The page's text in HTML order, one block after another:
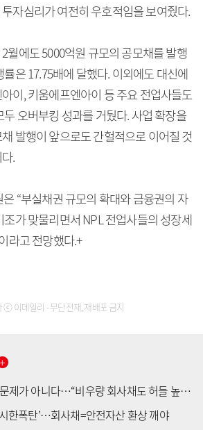
자심리가 여전히 우호적임을 보여줬다.
월에도 5000억원 규모의 공모채를 발행
은 17.75배에 달했다. 이외에도 대신에
이, 키움에프엔아이 등 주요 전업사들도
오버부킹 성과를 거뒀다. 사업 확장을
발행이 앞으로도 간헐적으로 이어질 것
.
“부실채권 규모의 확대와 금융권의 자
가 맞물리면서 NPL 전업사들의 성장세
라고 전망했다.+
ⓒ 이데일리 - 무단전재, 재배포 금지
가 아니다…“비우량 회사채도 허들 높여야”
한폭탄’…회사채=안전자산 환상 깨야
안내